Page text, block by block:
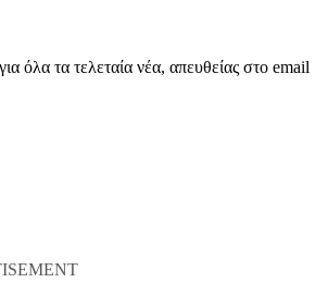
όλα τα τελεταία νέα, απευθείας στο email